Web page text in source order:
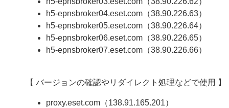
h5-epnsbroker04.eset.com（38.90.226.63）
h5-epnsbroker05.eset.com（38.90.226.64）
h5-epnsbroker06.eset.com（38.90.226.65）
h5-epnsbroker07.eset.com（38.90.226.66）
【 バージョンの確認やリダイレクト処理などで使用 】
proxy.eset.com（138.91.165.201）